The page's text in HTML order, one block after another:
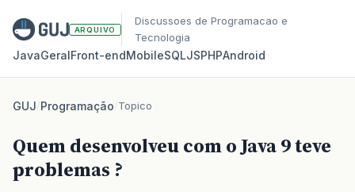
ARQUIVO
Discussoes de Programacao e
Tecnologia
JavaGeralFront‑endMobileSQLJSPHPAndroid
GUJ/Programação/Topico
Quem desenvolveu com o Java 9 teve
problemas ?